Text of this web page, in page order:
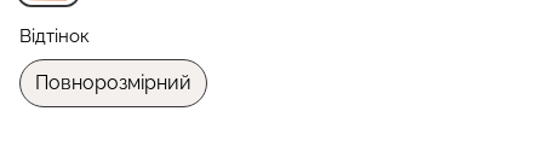
Відтінок
Повнорозмірний